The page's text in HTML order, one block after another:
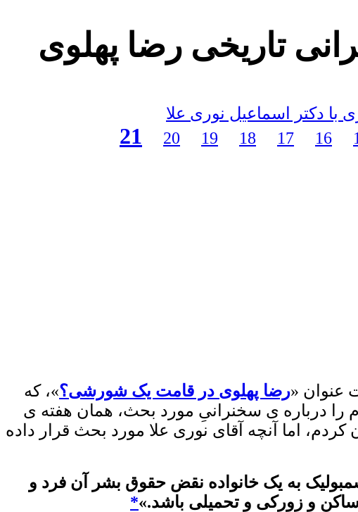
تاریخی رضا پهلوی
16
17
18
19
20
21
عنوان «رضا پهلوی در قامت يک شورشی؟»، که
را درباره ی سخنرانیِ مورد بحث، همان هفته ی
کردم، اما آنچه آقای نوری علا مورد بحث قرار داده
به یک خانواده‌ نقض حقوق بشر آن فرد و
ساکن و زورکی و تحمیلی باشد.»*